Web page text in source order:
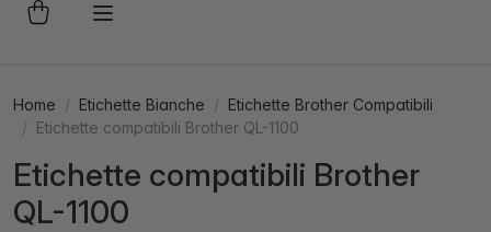
Home Etichette Bianche
Etichette Brother Compatibili
Etichette compatibili Brother QL-1100
Etichette compatibili Brother
QL-1100